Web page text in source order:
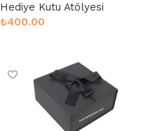
Hediye Kutu Atölyesi
₺400.00